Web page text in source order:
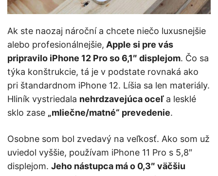
Ak ste naozaj nároční a chcete niečo luxusnejšie
alebo profesionálnejšie, Apple si pre vás
pripravilo iPhone 12 Pro so 6,1″ displejom. Čo sa
týka konštrukcie, tá je v podstate rovnaká ako
pri štandardnom iPhone 12. Líšia sa len materiály.
Hliník vystriedala nehrdzavejúca oceľ a lesklé
sklo zase „mliečne/matné“ prevedenie.
Osobne som bol zvedavý na veľkosť. Ako som už
uviedol vyššie, používam iPhone 11 Pro s 5,8″
displejom. Jeho nástupca má o 0,3″ väčšiu